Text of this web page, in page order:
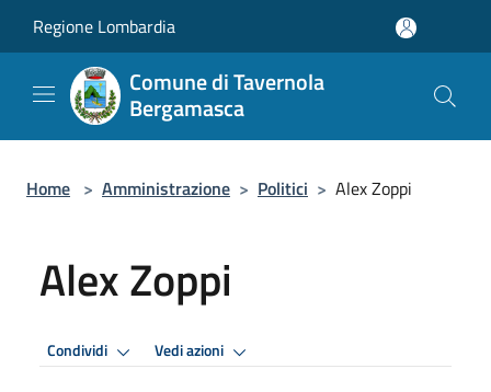
Regione Lombardia
Comune di Tavernola
Bergamasca
Home > Amministrazione > Politici > Alex Zoppi
Alex Zoppi
Condividi Vedi azioni